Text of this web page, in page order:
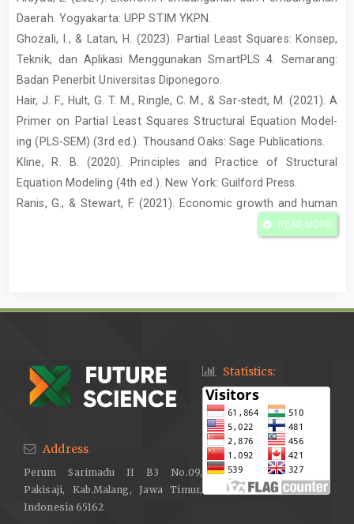
Daerah. Yogyakarta: UPP STIM YKPN.
Ghozali, I., & Latan, H. (2023). Partial Least Squares: Konsep,
Teknik, dan Aplikasi Menggunakan SmartPLS 4. Semarang:
Badan Penerbit Universitas Diponegoro.
Hair, J. F., Hult, G. T. M., Ringle, C. M., & Sar-stedt, M. (2021). A
Primer on Partial Least Squares Structural Equation Model-
ing (PLS-SEM) (3rd ed.). Thousand Oaks: Sage Publications.
Kline, R. B. (2020). Principles and Practice of Structural
Equation Modeling (4th ed.). New York: Guilford Press.
Ranis, G., & Stewart, F. (2021). Economic growth and human
development: Updat-ed perspectives. World Development,
Todaro, M. P., & Smith, S. C. (2020). Eco-nomic Development
Development Report 2022. New York: UNDP.
World Bank. (2020). Border Area Devel-opment and Regional
Economic Growth. Washington, DC: World Bank.
World Bank. (2021). Indonesia Economic Pro-spects:
Boosting the Recovery. Washing-ton, DC: World Bank.
READ MORE
Statistics:
Address
Perum Sarimadu II B3 No.09,
Pakisaji, Kab.Malang, Jawa Timur,
Indonesia 65162